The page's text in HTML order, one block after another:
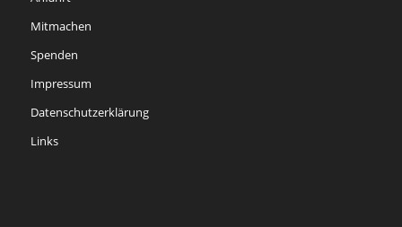
Mitmachen
Spenden
Impressum
Datenschutzerklärung
Links